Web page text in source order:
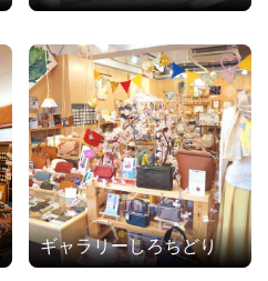
ギャラリーしろちどり